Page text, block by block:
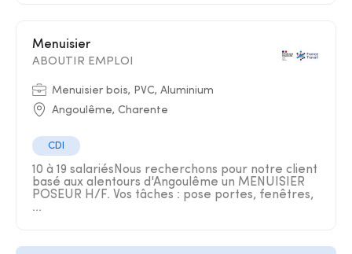
Menuisier
ABOUTIR EMPLOI
Menuisier bois, PVC, Aluminium
Angoulême, Charente
CDI
10 à 19 salariésNous recherchons pour notre client
basé aux alentours d'Angoulême un MENUISIER
POSEUR H/F. Vos tâches : pose portes, fenêtres,
...